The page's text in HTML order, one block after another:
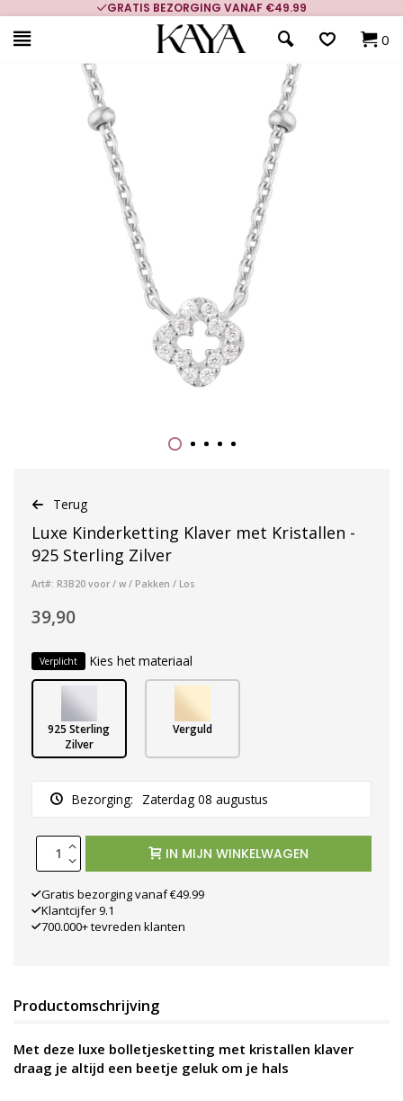
GRATIS BEZORGING VANAF €49.99
0
Terug
Luxe Kinderketting Klaver met Kristallen -
925 Sterling Zilver
Art#: R3B20 voor / w / Pakken / Los
39,90
Verplicht Kies het materiaal
925 Sterling
Zilver
Verguld
Bezorging: Zaterdag 08 augustus
IN MIJN WINKELWAGEN
Gratis bezorging vanaf €49.99
Klantcijfer 9.1
700.000+ tevreden klanten
Productomschrijving
Met deze luxe bolletjesketting met kristallen klaver
draag je altijd een beetje geluk om je hals